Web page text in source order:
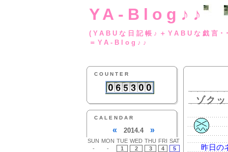
YA-Blog♪♪
(YABUな日記帳♪
＝YA-Blog♪♪
COUNTER
CALENDAR
« 2014.4 »
SUN MON TUE WED THU FRI SAT
-
- 1 2 3 4
5
ゾク
昨日の